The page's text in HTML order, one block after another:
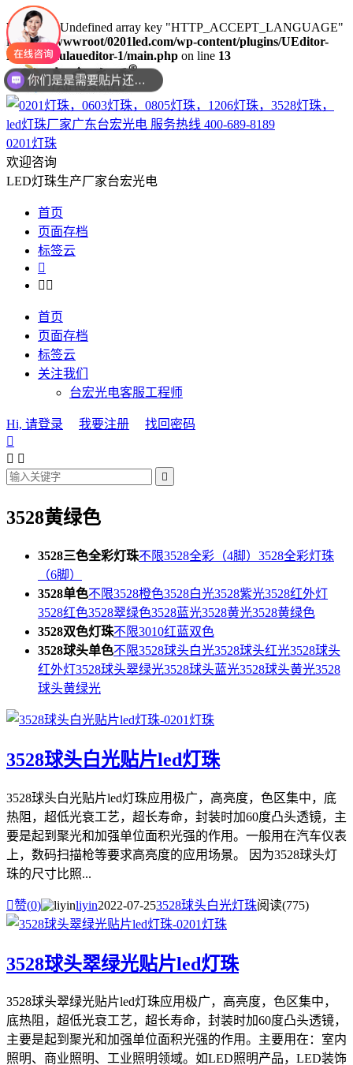
Warning
: Undefined array key "HTTP_ACCEPT_LANGUAGE"
in/www/wwwroot/0201led.com/wp-content/plugins/UEditor-
KityFormulaueditor-1/main.php on line 13
0201灯珠
欢迎咨询
LED灯珠生产厂家台宏光电
首页
页面存档
标签云

 
首页
页面存档
标签云
关注我们
台宏光电客服工程师
Hi, 请登录 我要注册
找回密码

 

3528黄绿色
3528三色全彩灯珠不限3528全彩（4脚） 3528全彩灯珠
（6脚）
3528单色不限3528橙色3528白光3528紫光3528红外灯
3528红色3528翠绿色3528蓝光3528黄光3528黄绿色
3528双色灯珠不限3010红蓝双色
3528球头单色不限3528球头白光3528球头红光3528球头
红外灯3528球头翠绿光3528球头蓝光3528球头黄光3528
球头黄绿光
3528球头白光贴片led灯珠
3528球头白光贴片led灯珠应用极广，高亮度，色区集中，底
热阻，超低光衰工艺，超长寿命，封装时加60度凸头透镜，主
要是起到聚光和加强单位面积光强的作用。一般用在汽车仪表
上，数码扫描枪等要求高亮度的应用场景。 因为3528球头灯
珠的尺寸比照...
赞(0) liyin2022-07-253528球头白光灯珠阅读(775)
3528球头翠绿光贴片led灯珠
3528球头翠绿光贴片led灯珠应用极广，高亮度，色区集中，
底热阻，超低光衰工艺，超长寿命，封装时加60度凸头透镜，
主要是起到聚光和加强单位面积光强的作用。主要用在：室内
照明、商业照明、工业照明领域。如LED照明产品，LED装饰
你们是是需要贴片还是插件灯珠呢？